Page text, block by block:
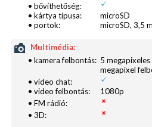
Szoftveresen nem olyan rossz
normál mellett arcszépítő és
is rendelkezésünkre állnak,
• bővíthetőség:
• kártya típusa:
microSD
• portok:
microSD, 3,5
Multimédia:
• kamera felbontás: 5
megapixel
• video chat:
• video felbontás:
1080p
• FM rádió:
• 3D: